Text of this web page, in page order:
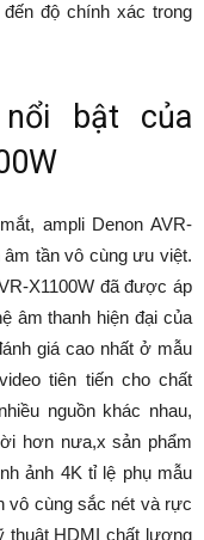
độ chính xác trong
bật của
ampli Denon AVR-
tần vô cùng ưu việt.
X1100W đã được áp
âm thanh hiện đại của
giá cao nhất ở mẫu
tiên tiến cho chất
nguồn khác nhau,
hơn nưa,x sản phẩm
ảnh 4K tỉ lệ phụ mẫu
vô cùng sắc nét và rực
thuật HDMI chất lượng